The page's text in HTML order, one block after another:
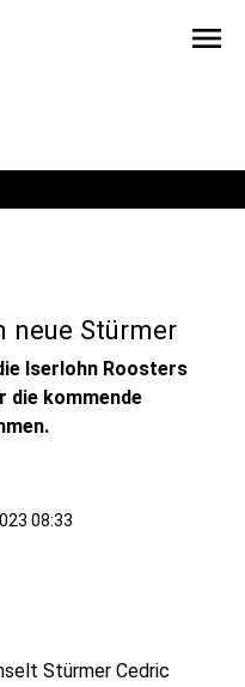
menu
neue Stürmer
Iserlohn Roosters
die kommende
08:33
Stürmer Cedric